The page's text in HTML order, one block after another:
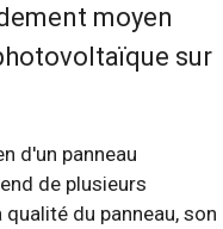
moyen
sur
d'un panneau
de plusieurs
du panneau, son